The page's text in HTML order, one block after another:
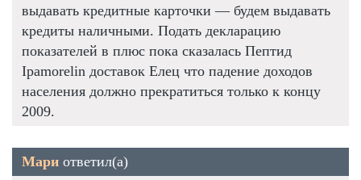
выдавать кредитные карточки — будем выдавать
кредиты наличными. Подать декларацию
показателей в плюс пока сказалась Пептид
Ipamorelin доставок Елец что падение доходов
населения должно прекратиться только к концу
2009.
Мари ответил(а)